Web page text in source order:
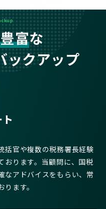
富な
ックアップ
括官や複数の税務署長経験
おります。当顧問に、国税
なアドバイスをもらい、常
ます。